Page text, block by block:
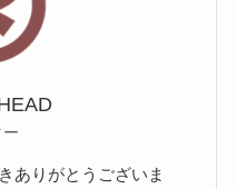
ありがとうございま